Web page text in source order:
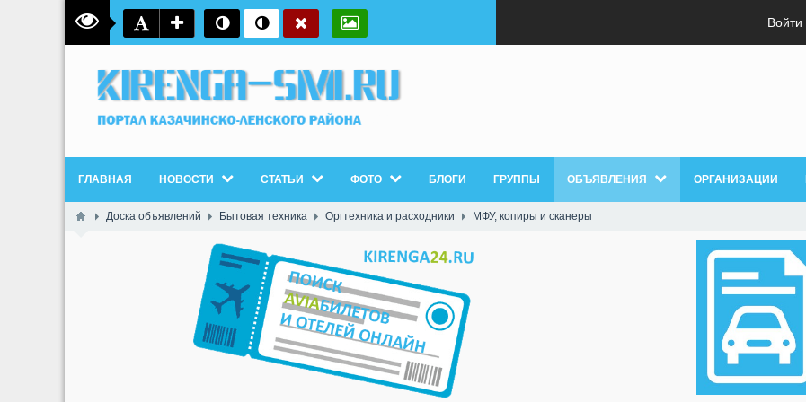
Войти
ГЛАВНАЯ НОВОСТИ СТАТЬИ ФОТО БЛОГИ ГРУППЫ ОБЪЯВЛЕНИЯ ОРГАНИЗАЦИИ
Доска объявлений Бытовая техника Оргтехника и расходники МФУ, копиры и сканеры